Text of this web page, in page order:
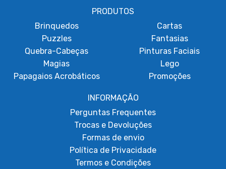
PRODUTOS
Brinquedos
Puzzles
Quebra-Cabeças
Magias
Papagaios Acrobáticos
Cartas
Fantasias
Pinturas Faciais
Lego
Promoções
INFORMAÇÃO
Perguntas Frequentes
Trocas e Devoluções
Formas de envio
Política de Privacidade
Termos e Condições